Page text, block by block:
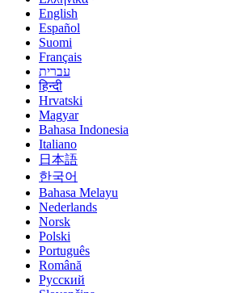
English
Español
Suomi
Français
עברית
हिन्दी
Hrvatski
Magyar
Bahasa Indonesia
Italiano
日本語
한국어
Bahasa Melayu
Nederlands
Norsk
Polski
Português
Română
Русский